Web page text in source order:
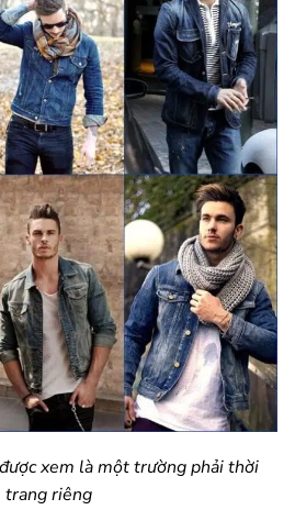
xem là một trường phải thời
trang riêng